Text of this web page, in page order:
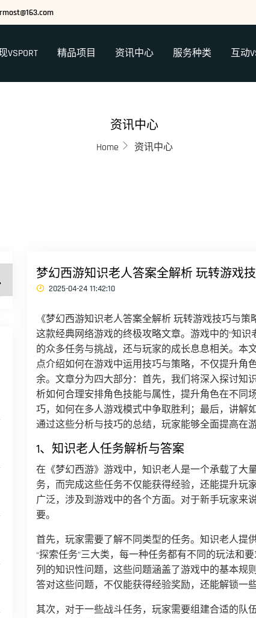
VSPORT 精品项目 资讯中心 服务种类 互动
资讯中心
Home 资讯中心
梦幻西游知识老人答案全解析 玩转游戏
2025-04-24 11:42:10
《梦幻西游知识老人答案全解析 玩转游戏技巧与
这款经典网络游戏的终极攻略文章。游戏中的“知
的众多任务与挑战，还与玩家的成长息息相关。本
点介绍如何在游戏中运用技巧与策略，不仅提升角
余。文章分为四大部分：首先，我们将深入探讨知
析如何合理安排角色技能与属性，提升角色在不同
巧，如何在多人游戏模式中争取胜利；最后，讲解
通过这些分析与技巧的总结，玩家能够全面提高在
1、知识老人任务解析与答案
在《梦幻西游》游戏中，知识老人是一个承载了大
务，而完成这些任务不仅能获得经验，还能提升玩
广泛，涉及到游戏中的各个方面。对于新手玩家来
要。
首先，玩家需要了解不同类型的任务。知识老人提
“探索任务”三大类，每一种任务都有不同的玩法和
列的知识性问题，这些问题涵盖了游戏中的基本规
答对这些问题，不仅能获得经验奖励，还能解锁一
其次，对于一些战斗任务，玩家需要组建合适的队